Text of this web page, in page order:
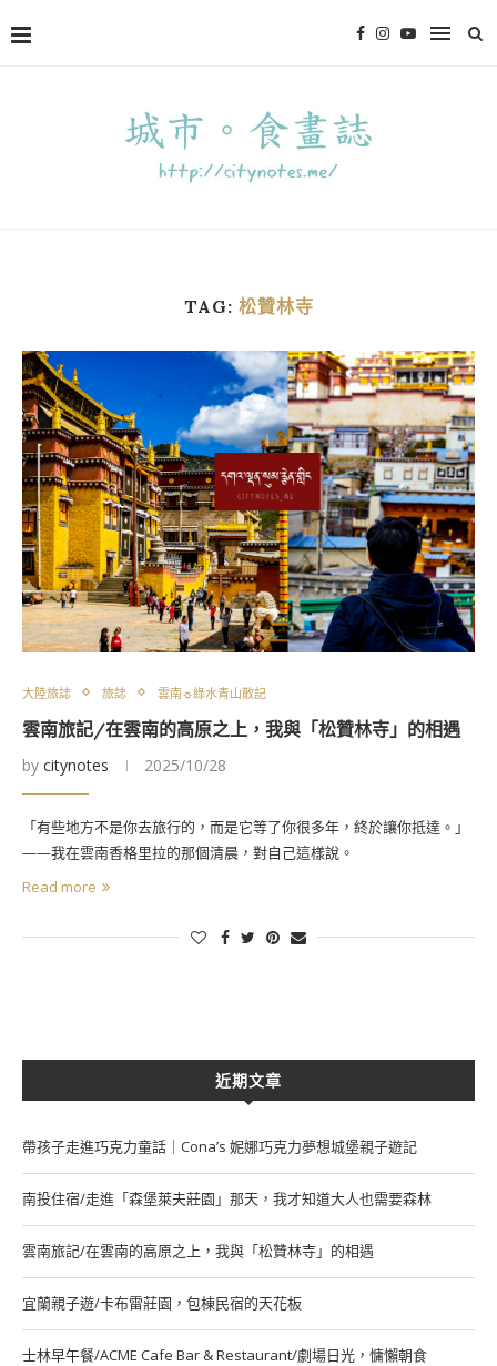
TAG: 松贊林寺
大陸旅誌 旅誌 雲南☼綠水青山散記
雲南旅記/在雲南的高原之上，我與「松贊林寺」的相遇
by citynotes 2025/10/28
「有些地方不是你去旅行的，而是它等了你很多年，終於讓你抵達。」
——我在雲南香格里拉的那個清晨，對自己這樣說。
Read more
近期文章
帶孩子走進巧克力童話｜Cona’s 妮娜巧克力夢想城堡親子遊記
南投住宿/走進「森堡萊夫莊園」那天，我才知道大人也需要森林
雲南旅記/在雲南的高原之上，我與「松贊林寺」的相遇
宜蘭親子遊/卡布雷莊園，包棟民宿的天花板
士林早午餐/ACME Cafe Bar & Restaurant/劇場日光，慵懶朝食